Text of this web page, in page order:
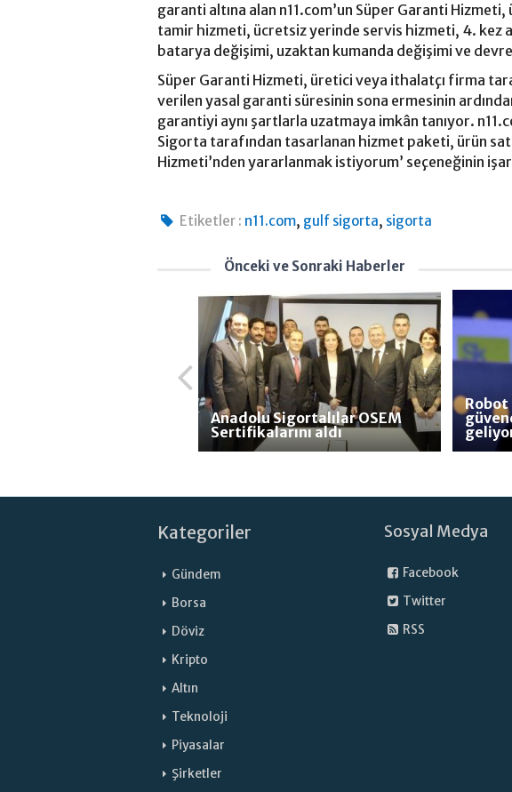
garanti altına alan n11.com’un Süper Garanti
tamir hizmeti, ücretsiz yerinde servis hizmeti, 4. kez
batarya değişimi, uzaktan kumanda değişimi ve
Süper Garanti Hizmeti, üretici veya ithalatçı firma
verilen yasal garanti süresinin sona ermesinin
garantiyi aynı şartlarla uzatmaya imkân tanıyor.
Sigorta tarafından tasarlanan hizmet paketi, ürün
Hizmeti’nden yararlanmak istiyorum’ seçeneğinin
Etiketler : n11.com, gulf sigorta, sigorta
Önceki ve Sonraki Haberler
Anadolu Sigortalılar OSEM
Sertifikalarını aldı
Robot
Kategoriler
Gündem
Borsa
Döviz
Kripto
Altın
Teknoloji
Piyasalar
Şirketler
Sosyal Medya
Facebook
Twitter
RSS